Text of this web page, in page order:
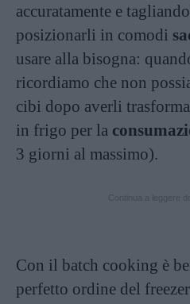
accuratamente e
posizionarli in comodi
usare alla bisogna:
ricordiamo che non
cibi dopo averli
in frigo per la
3 giorni al massimo).
Con il batch cooking è
perfetto ordine del